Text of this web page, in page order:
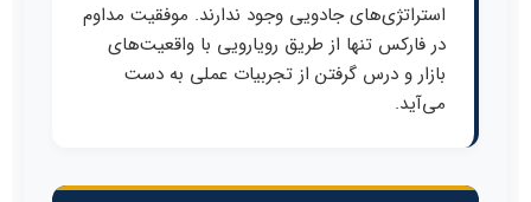
استراتژی‌های جادویی وجود ندارند. موفقیت مداوم
در فارکس تنها از طریق رویارویی با واقعیت‌های
بازار و درس گرفتن از تجربیات عملی به دست
می‌آید.